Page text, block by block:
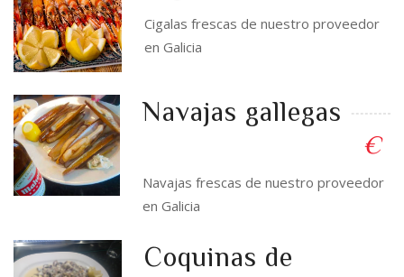
Cigalas frescas de nuestro proveedor
en Galicia
Navajas gallegas
€
Navajas frescas de nuestro proveedor
en Galicia
Coquinas de